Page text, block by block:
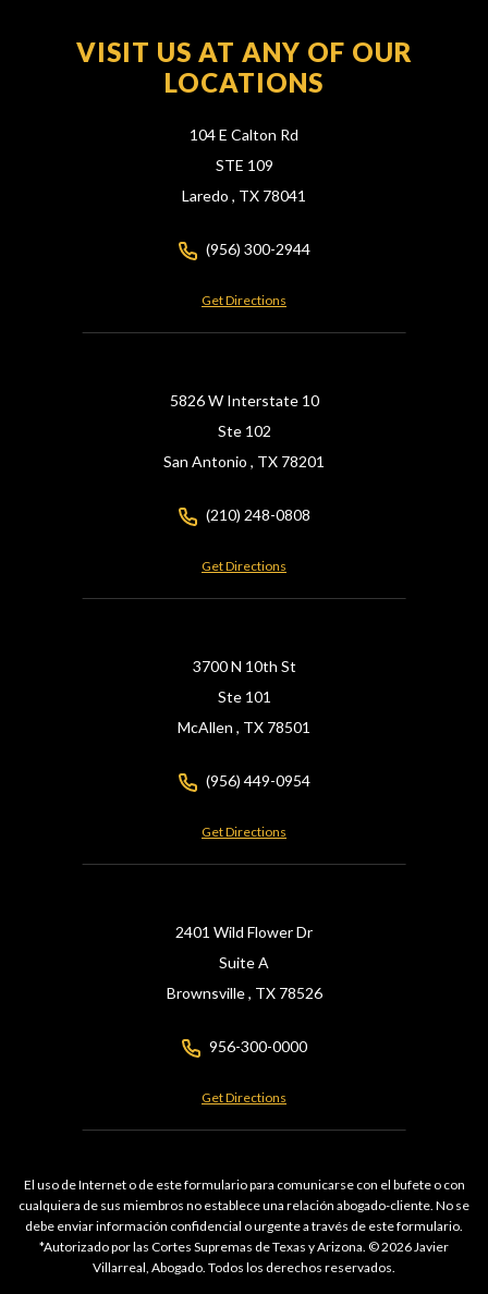
VISIT US AT ANY OF OUR
LOCATIONS
104 E Calton Rd
STE 109
Laredo , TX 78041
(956) 300-2944
Get Directions
5826 W Interstate 10
Ste 102
San Antonio , TX 78201
(210) 248-0808
Get Directions
3700 N 10th St
Ste 101
McAllen , TX 78501
(956) 449-0954
Get Directions
2401 Wild Flower Dr
Suite A
Brownsville , TX78526
956-300-0000
Get Directions
El uso de Internet o de este formulario para comunicarse con el bufete o con
cualquiera de sus miembros no establece una relación abogado-cliente. No se
debe enviar información confidencial o urgente a través de este formulario.
*Autorizado por las Cortes Supremas de Texas y Arizona. © 2026 Javier
Villarreal, Abogado. Todos los derechos reservados.